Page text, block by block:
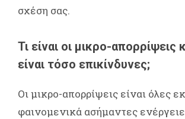
σχέση σας.
Τι είναι οι μικρο-απορρίψεις
είναι τόσο επικίνδυνες;
Οι μικρο-απορρίψεις είναι όλες
φαινομενικά ασήμαντες